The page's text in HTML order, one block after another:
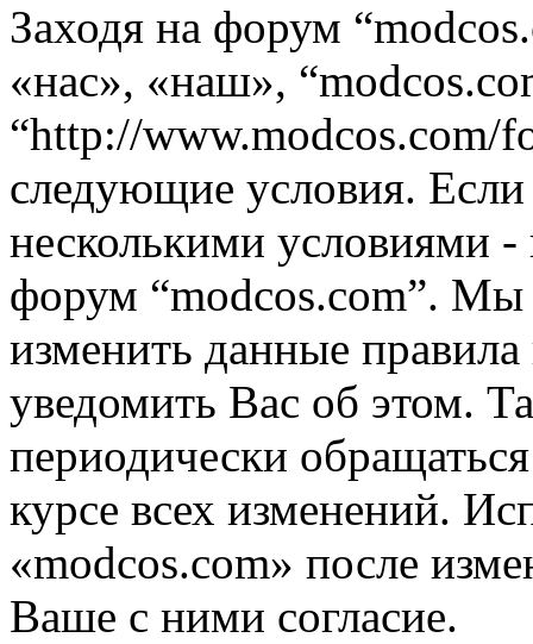
Заходя на форум
«нас», «наш»,
“http://www.modcos.com/
следующие условия.
несколькими условиями -
форум “modcos.com”. Мы
изменить данные
уведомить Вас об этом.
периодически
курсе всех изменений.
«modcos.com» после
Ваше с ними согласие.